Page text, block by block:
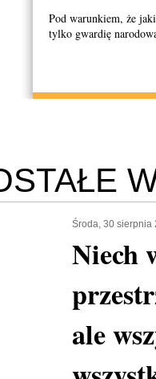
Pod warunkiem, że
tylko gwardię
Środa, 30 sierpnia
Niech
ale